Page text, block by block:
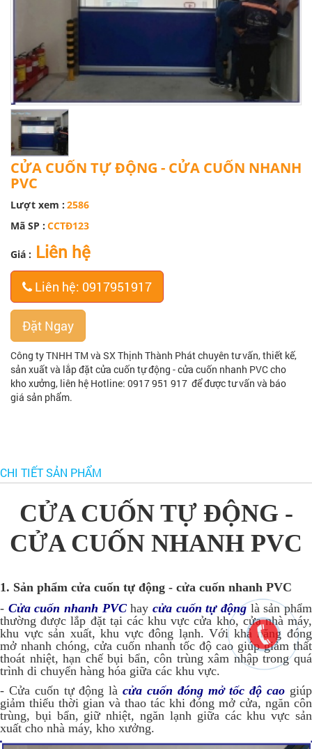
CỬA CUỐN TỰ ĐỘNG - CỬA CUỐN NHANH
PVC
Lượt xem : 2586
Mã SP : CCTĐ123
Giá : Liên hệ
Liên hệ: 0917951917
Đặt Ngay
Công ty TNHH TM và SX Thịnh Thành Phát chuyên tư vấn, thiết kế,
sản xuất và lắp đặt cửa cuốn tự động - cửa cuốn nhanh PVC cho
kho xưởng, liên hệ Hotline: 0917 951 917 để được tư vấn và báo
giá sản phẩm.
CHI TIẾT SẢN PHẨM
CỬA CUỐN TỰ ĐỘNG -
CỬA CUỐN NHANH PVC
1. Sản phẩm cửa cuốn tự động - cửa cuốn nhanh PVC
- Cửa cuốn nhanh PVChaycửa cuốn tự độnglà sản phẩm
thường được lắp đặt tại các khu vực cửa kho, cửa nhà máy,
khu vực sản xuất, khu vực đông lạnh. Với khả năng đóng
mở nhanh chóng, cửa cuốn nhanh tốc độ cao giúp giảm thất
thoát nhiệt, hạn chế bụi bẩn, côn trùng xâm nhập trong quá
trình di chuyển hàng hóa giữa các khu vực.
- Cửa cuốn tự động làcửa cuốn đóng mở tốc độ cao giúp
giảm thiểu thời gian và thao tác khi đóng mở cửa, ngăn côn
trùng, bụi bẩn, giữ nhiệt, ngăn lạnh giữa các khu vực sản
xuất cho nhà máy, kho xưởng.